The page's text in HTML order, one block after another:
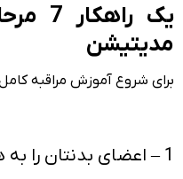
یک
مدیتیشن
برای شروع آموزش مراقبه
1 – اعضای بدنتان را به همراه تنفس آرام کنید